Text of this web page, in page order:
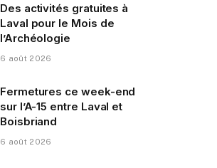
Des activités gratuites à
Laval pour le Mois de
l’Archéologie
6 août 2026
Fermetures ce week-end
sur l’A-15 entre Laval et
Boisbriand
6 août 2026